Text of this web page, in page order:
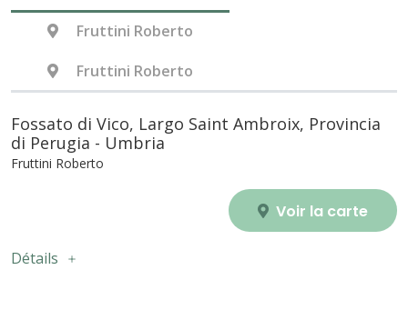
Fruttini Roberto
Fruttini Roberto
Fossato di Vico, Largo Saint Ambroix, Provincia
di Perugia - Umbria
Fruttini Roberto
Voir la carte
Détails